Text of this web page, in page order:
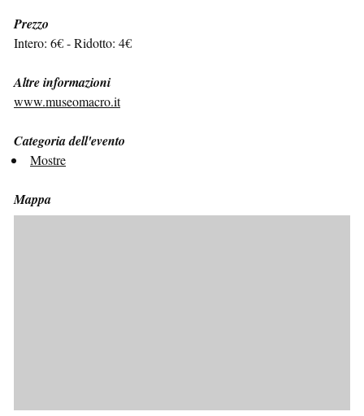
Prezzo
Intero: 6€ - Ridotto: 4€
Altre informazioni
www.museomacro.it
Categoria dell'evento
Mostre
Mappa